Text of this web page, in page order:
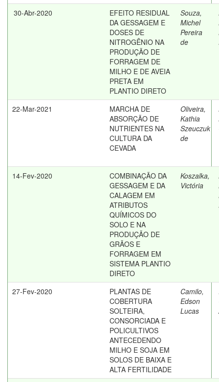
30-Abr-2020
EFEITO RESIDUAL
DA GESSAGEM E
DOSES DE
NITROGÊNIO NA
PRODUÇÃO DE
FORRAGEM DE
MILHO E DE AVEIA
PRETA EM
PLANTIO DIRETO
Souza,
Michel
Pereira
de
22-Mar-2021
MARCHA DE
ABSORÇÃO DE
NUTRIENTES NA
CULTURA DA
CEVADA
Oliveira,
Kathia
Szeuczuk
de
14-Fev-2020
COMBINAÇÃO DA
GESSAGEM E DA
CALAGEM EM
ATRIBUTOS
QUÍMICOS DO
SOLO E NA
PRODUÇÃO DE
GRÃOS E
FORRAGEM EM
SISTEMA PLANTIO
DIRETO
Koszalka,
Victória
27-Fev-2020
PLANTAS DE
COBERTURA
SOLTEIRA,
CONSORCIADA E
POLICULTIVOS
ANTECEDENDO
MILHO E SOJA EM
SOLOS DE BAIXA E
ALTA FERTILIDADE
Camilo,
Edson
Lucas